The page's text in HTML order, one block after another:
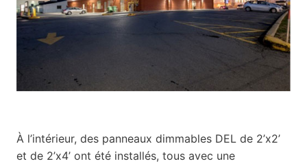
À l’intérieur, des panneaux dimmables DEL de 2’x2’
et de 2’x4’ ont été installés, tous avec une